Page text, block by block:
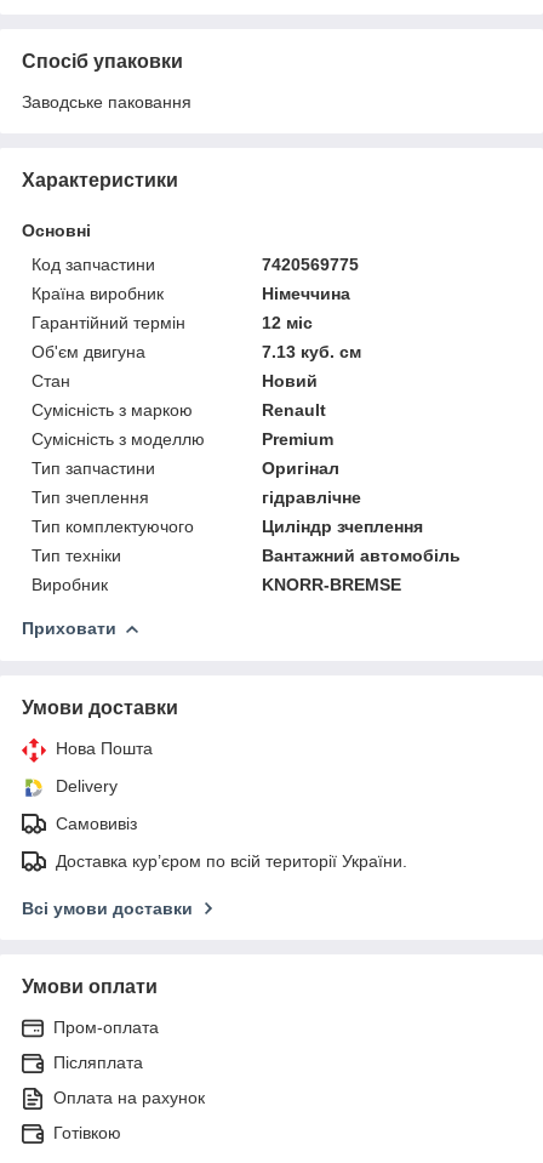
Спосіб упаковки
Заводське паковання
Характеристики
Основні
Код запчастини
7420569775
Країна виробник
Німеччина
Гарантійний термін
12 міс
Об'єм двигуна
7.13 куб. см
Стан
Новий
Сумісність з маркою
Renault
Сумісність з моделлю
Premium
Тип запчастини
Оригінал
Тип зчеплення
гідравлічне
Тип комплектуючого
Циліндр зчеплення
Тип техніки
Вантажний автомобіль
Виробник
KNORR-BREMSE
Приховати
Умови доставки
Нова Пошта
Delivery
Самовивіз
Доставка кур’єром по всій території України.
Всі умови доставки
Умови оплати
Пром-оплата
Післяплата
Оплата на рахунок
Готівкою